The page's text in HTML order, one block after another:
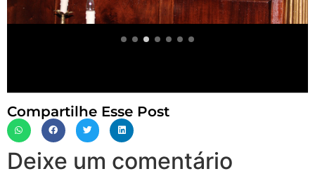
Compartilhe Esse Post
Deixe um comentário